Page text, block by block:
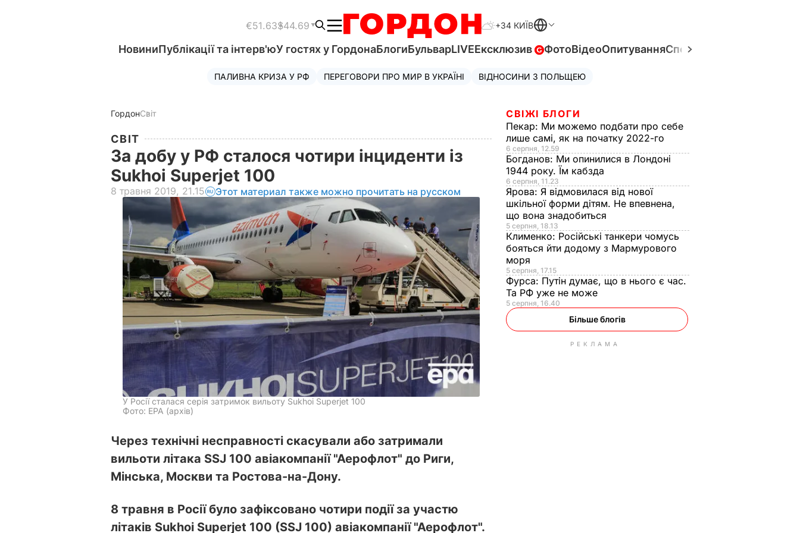
€51.63$44.69 +34 КИЇВ
НовиниПублікації та інтерв'юУ гостях у ГордонаБлогиБульварLIVEЕксклюзив ФотоВідеоОпитуванняСпецпроєкти
ПАЛИВНА КРИЗА У РФ ПЕРЕГОВОРИ ПРО МИР В УКРАЇНІ ВІДНОСИНИ З ПОЛЬЩЕЮ
ГордонСвіт
СВІТ
За добу у РФ сталося чотири інциденти із
Sukhoi Superjet 100
8 травня 2019, 21.15 Этот материал также можно прочитать на русском
У Росії сталася серія затримок вильоту Sukhoi Superjet 100
Фото: ЕРА (архів)
Через технічні несправності скасували або затримали
вильоти літака SSJ 100 авіакомпанії "Аерофлот" до Риги,
Мінська, Москви та Ростова-на-Дону.
8 травня в Росії було зафіксовано чотири події за участю
літаків Sukhoi Superjet 100 (SSJ 100) авіакомпанії "Аерофлот".
СВІЖІ БЛОГИ
Пекар: Ми можемо подбати про себе
лише самі, як на початку 2022-го
6 серпня, 12.59
Богданов: Ми опинилися в Лондоні
1944 року. Їм кабзда
6 серпня, 11.23
Ярова: Я відмовилася від нової
шкільної форми дітям. Не впевнена,
що вона знадобиться
5 серпня, 18.13
Клименко: Російські танкери чомусь
бояться йти додому з Мармурового
моря
5 серпня, 17.15
Фурса: Путін думає, що в нього є час.
Та РФ уже не може
5 серпня, 16.40
Більше блогів
РЕКЛАМА